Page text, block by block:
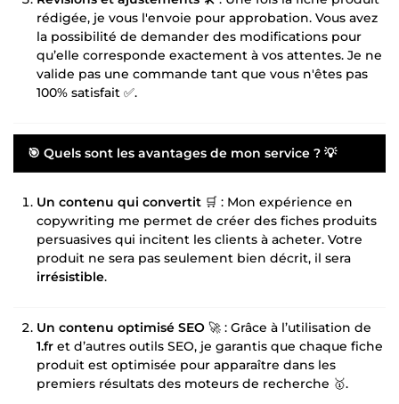
rédigée, je vous l'envoie pour approbation. Vous avez
la possibilité de demander des modifications pour
qu’elle corresponde exactement à vos attentes. Je ne
valide pas une commande tant que vous n'êtes pas
100% satisfait ✅.
🎯 Quels sont les avantages de mon service ? 💡
Un contenu qui convertit 🛒 : Mon expérience en
copywriting me permet de créer des fiches produits
persuasives qui incitent les clients à acheter. Votre
produit ne sera pas seulement bien décrit, il sera
irrésistible.
Un contenu optimisé SEO 🚀 : Grâce à l’utilisation de
1.fr et d’autres outils SEO, je garantis que chaque fiche
produit est optimisée pour apparaître dans les
premiers résultats des moteurs de recherche 🥇.